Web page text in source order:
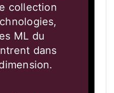
collection
ML du
dans